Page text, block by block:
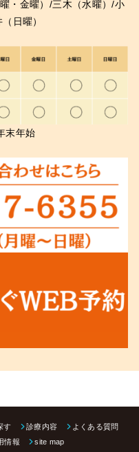
・金曜）/三木（水曜）/小
日曜）
末年始
す 診療内容
よくある質問
情報 site map